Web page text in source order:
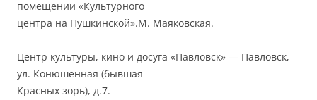
помещении «Культурного
центра на Пушкинской».М. Маяковская.
Центр культуры, кино и досуга «Павловск» — Павловск,
ул. Конюшенная (бывшая
Красных зорь), д.7.